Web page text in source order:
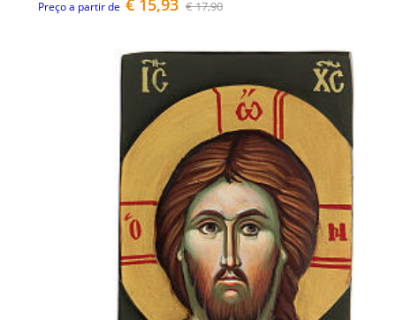
Preço a partir de € 17,90